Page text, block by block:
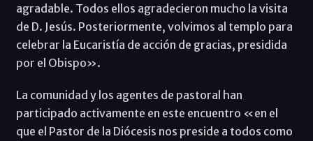
agradable. Todos ellos agradecieron mucho la visita
de D. Jesús. Posteriormente, volvimos al templo para
celebrar la Eucaristía de acción de gracias, presidida
por el Obispo».
La comunidad y los agentes de pastoral han
participado activamente en este encuentro «en el
que el Pastor de la Diócesis nos preside a todos como